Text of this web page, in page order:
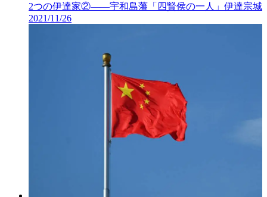
2つの伊達家②――宇和島藩「四賢侯の一人」伊達宗城
2021/11/26